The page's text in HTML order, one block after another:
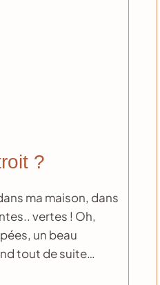
?
ma maison, dans
vertes ! Oh,
un beau
tout de suite…